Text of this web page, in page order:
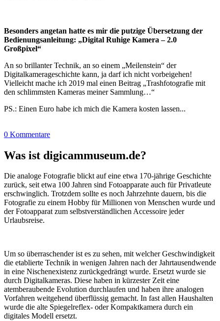
Besonders angetan hatte es mir die putzige Übersetzung der
Bedienungsanleitung: „Digital Ruhige Kamera – 2.0
Großpixel“
An so brillanter Technik, an so einem „Meilenstein“ der
Digitalkamerageschichte kann, ja darf ich nicht vorbeigehen!
Vielleicht mache ich 2019 mal einen Beitrag „Trashfotografie mit
den schlimmsten Kameras meiner Sammlung…“
PS.: Einen Euro habe ich mich die Kamera kosten lassen...
0 Kommentare
Was ist digicammuseum.de?
Die analoge Fotografie blickt auf eine etwa 170-jährige Geschichte
zurück, seit etwa 100 Jahren sind Fotoapparate auch für Privatleute
erschwinglich. Trotzdem sollte es noch Jahrzehnte dauern, bis die
Fotografie zu einem Hobby für Millionen von Menschen wurde und
der Fotoapparat zum selbstverständlichen Accessoire jeder
Urlaubsreise.
Um so überraschender ist es zu sehen, mit welcher Geschwindigkeit
die etablierte Technik in wenigen Jahren nach der Jahrtausendwende
in eine Nischenexistenz zurückgedrängt wurde. Ersetzt wurde sie
durch Digitalkameras. Diese haben in kürzester Zeit eine
atemberaubende Evolution durchlaufen und haben ihre analogen
Vorfahren weitgehend überflüssig gemacht. In fast allen Haushalten
wurde die alte Spiegelreflex- oder Kompaktkamera durch ein
digitales Modell ersetzt.